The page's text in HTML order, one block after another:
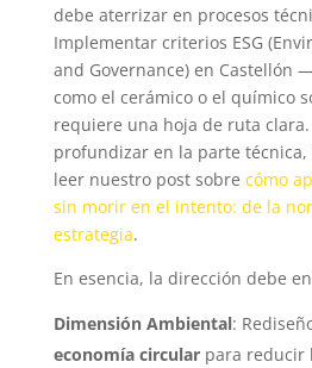
debe aterrizar en procesos
Implementar criterios ESG
and Governance) en Castellón
como el cerámico o el químico
requiere una hoja de ruta
profundizar en la parte técnica,
leer nuestro post sobre cómo
sin morir en el intento: de la
estrategia.
En esencia, la dirección debe
Dimensión Ambiental:
economía circularpara reducir